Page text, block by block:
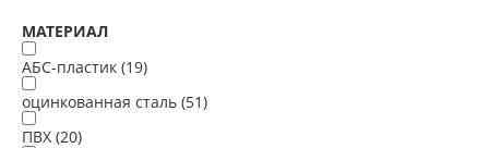
МАТЕРИАЛ
АБС-пластик (19)
оцинкованная сталь (51)
ПВХ (20)